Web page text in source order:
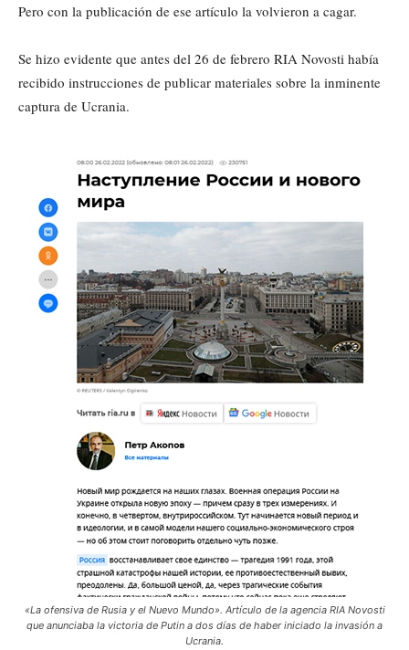
Pero con la publicación de ese artículo la volvieron a cagar.
Se hizo evidente que antes del 26 de febrero RIA Novosti había
recibido instrucciones de publicar materiales sobre la inminente
captura de Ucrania.
«La ofensiva de Rusia y el Nuevo Mundo». Artículo de la agencia RIA Novosti
que anunciaba la victoria de Putin a dos días de haber iniciado la invasión a
Ucrania.